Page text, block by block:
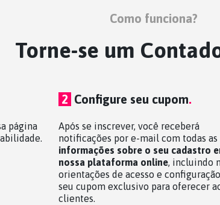
Como funciona?
Torne-se um
página
2 Configure seu cupom.
Após se inscrever, você receberá
notificações por e-mail com todas as
informações sobre o seu cadastro
nossa plataforma online, incluindo
orientações de acesso e
seu cupom exclusivo para oferecer
clientes.